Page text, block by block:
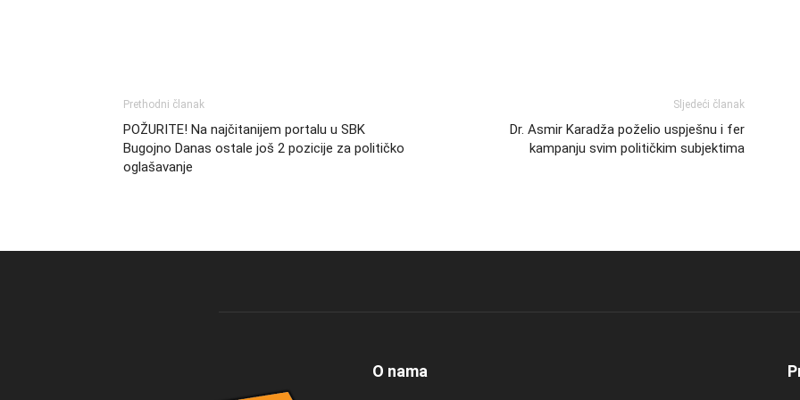
Prethodni članak
POŽURITE! Na najčitanijem portalu u SBK
Bugojno Danas ostale još 2 pozicije za političko
oglašavanje
Sljedeći članak
Dr. Asmir Karadža poželio uspješnu i fer
kampanju svim političkim subjektima
O nama